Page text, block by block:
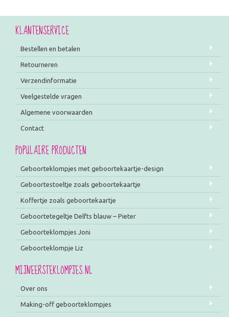
KLANTENSERVICE
Bestellen en betalen
Retourneren
Verzendinformatie
Veelgestelde vragen
Algemene voorwaarden
Contact
POPULAIRE PRODUCTEN
Geboorteklompjes met geboortekaartje-design
Geboortestoeltje zoals geboortekaartje
Koffertje zoals geboortekaartje
Geboortetegeltje Delfts blauw – Pieter
Geboorteklompjes Joni
Geboorteklompje Liz
MIJNEERSTEKLOMPJES.NL
Over ons
Making-off geboorteklompjes